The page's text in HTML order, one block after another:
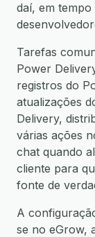
daí, em tempo
Tarefas
Power
registros do
atualizações
Delivery,
várias ações
chat quando
cliente para
fonte de
A
se no eGrow,